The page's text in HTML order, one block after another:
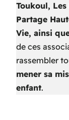
Toukoul,
Partage
Vie, ainsi
de ces
rassembler
mener sa
enfant.